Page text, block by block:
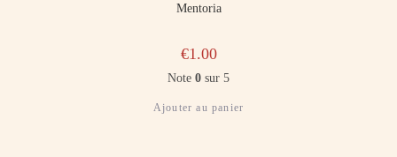
Mentoria
€1.00
Note 0 sur 5
Ajouter au panier